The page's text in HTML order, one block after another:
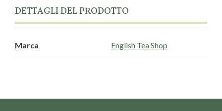
DETTAGLI DEL PRODOTTO
Marca English Tea Shop